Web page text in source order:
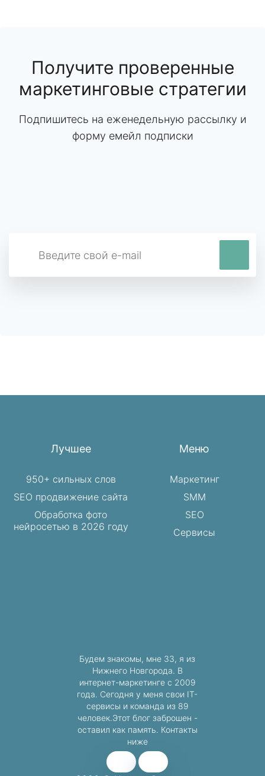
Получите проверенные
маркетинговые стратегии
Подпишитесь на еженедельную рассылку и
форму емейл подписки
Лучшее
950+ сильных слов
SEO продвижение сайта
Обработка фото
нейросетью в 2026 году
Меню
Маркетинг
SMM
SEO
Сервисы
Будем знакомы, мне 33, я из
Нижнего Новгорода. В
интернет-маркетинге с 2009
года. Сегодня у меня свои IT-
сервисы и команда из 89
человек.Этот блог заброшен -
оставил как память. Контакты
ниже